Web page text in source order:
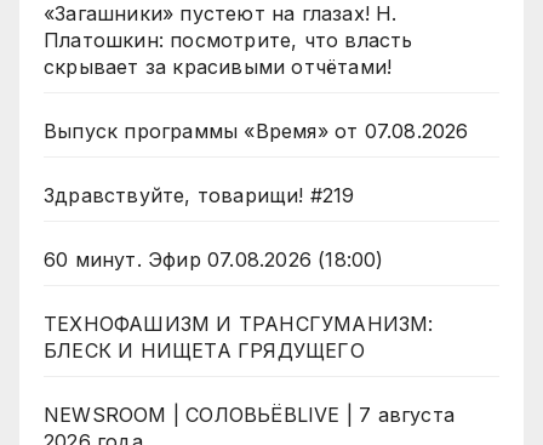
«Загашники» пустеют на глазах! Н.
Платошкин: посмотрите, что власть
скрывает за красивыми отчётами!
Выпуск программы «Время» от 07.08.2026
Здравствуйте, товарищи! #219
60 минут. Эфир 07.08.2026 (18:00)
ТЕХНОФАШИЗМ И ТРАНСГУМАНИЗМ:
БЛЕСК И НИЩЕТА ГРЯДУЩЕГО
NEWSROOM | СОЛОВЬЁВLIVE | 7 августа